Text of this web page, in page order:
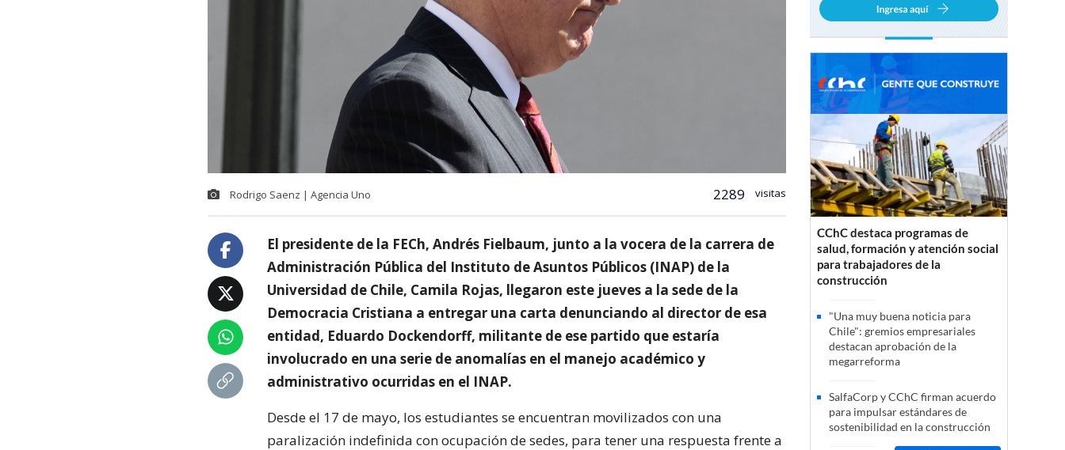
Rodrigo Saenz | Agencia Uno 2289 visitas
El presidente de la FECh, Andrés Fielbaum, junto a la vocera de la carrera de
Administración Pública del Instituto de Asuntos Públicos (INAP) de la
Universidad de Chile, Camila Rojas, llegaron este jueves a la sede de la
Democracia Cristiana a entregar una carta denunciando al director de esa
entidad, Eduardo Dockendorff, militante de ese partido que estaría
involucrado en una serie de anomalías en el manejo académico y
administrativo ocurridas en el INAP.
Desde el 17 de mayo, los estudiantes se encuentran movilizados con una
paralización indefinida con ocupación de sedes, para tener una respuesta frente a
CChC destaca programas de
salud, formación y atención social
para trabajadores de la
construcción
"Una muy buena noticia para
Chile": gremios empresariales
destacan aprobación de la
megarreforma
SalfaCorp y CChC firman acuerdo
para impulsar estándares de
sostenibilidad en la construcción